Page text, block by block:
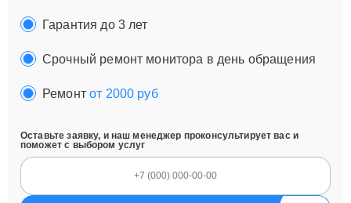
Гарантия до 3 лет
Срочный ремонт монитора в день обращения
Ремонтот 2000 руб
Оставьте заявку, и наш менеджер проконсультирует вас и
поможет с выбором услуг